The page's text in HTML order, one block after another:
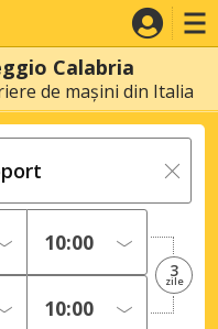
Calabria
de mașini din Italia
3
zile